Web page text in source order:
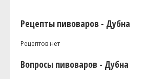
Рецепты пивоваров - Дубна
Рецептов нет
Вопросы пивоваров - Дубна